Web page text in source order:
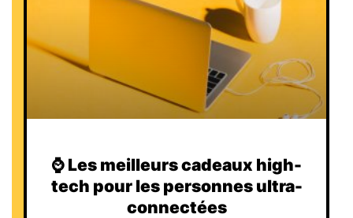
⌚️ Les meilleurs cadeaux high-
tech pour les personnes ultra-
connectées